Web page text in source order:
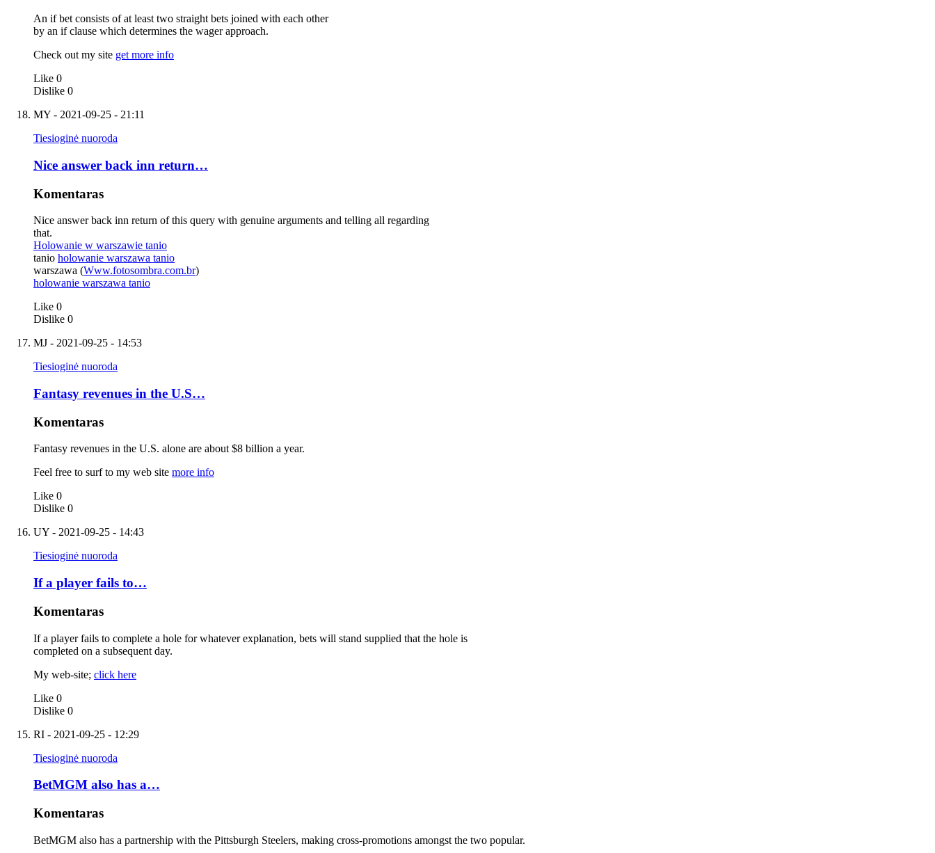
An if bet consists of at least two straight bets joined with each other
by an if clause which determines the wager approach.
Check out my site get more info
Like 0
Dislike 0
MY - 2021-09-25 - 21:11
Tiesioginė nuoroda
Nice answer back inn return…
Komentaras
Nice answer back inn return of this query with genuine arguments and telling all regarding
that.
Holowanie w warszawie tanio
tanio holowanie warszawa tanio
warszawa (Www.fotosombra.com.br)
holowanie warszawa tanio
Like 0
Dislike 0
MJ - 2021-09-25 - 14:53
Tiesioginė nuoroda
Fantasy revenues in the U.S…
Komentaras
Fantasy revenues in the U.S. alone are about $8 billion a year.
Feel free to surf to my web site more info
Like 0
Dislike 0
UY - 2021-09-25 - 14:43
Tiesioginė nuoroda
If a player fails to…
Komentaras
If a player fails to complete a hole for whatever explanation, bets will stand supplied that the hole is
completed on a subsequent day.
My web-site; click here
Like 0
Dislike 0
RI - 2021-09-25 - 12:29
Tiesioginė nuoroda
BetMGM also has a…
Komentaras
BetMGM also has a partnership with the Pittsburgh Steelers, making cross-promotions amongst the two popular.